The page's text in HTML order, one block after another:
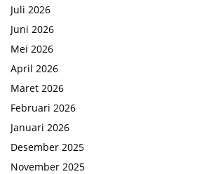
Juli 2026
Juni 2026
Mei 2026
April 2026
Maret 2026
Februari 2026
Januari 2026
Desember 2025
November 2025